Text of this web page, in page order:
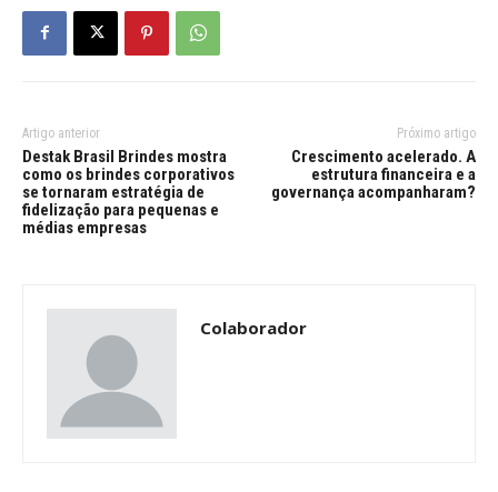
Artigo anterior
Destak Brasil Brindes mostra
como os brindes corporativos
se tornaram estratégia de
fidelização para pequenas e
médias empresas
Próximo artigo
Crescimento acelerado. A
estrutura financeira e a
governança acompanharam?
Colaborador